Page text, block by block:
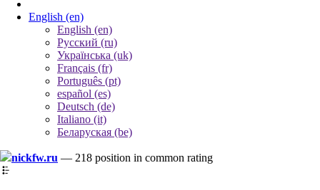
English (en)
English (en)
Русский (ru)
Українська (uk)
Français (fr)
Português (pt)
español (es)
Deutsch (de)
Italiano (it)
Беларуская (be)
nickfw.ru — 218 position in common rating